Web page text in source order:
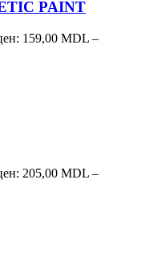
PAINT
159,00 MDL –
205,00 MDL –